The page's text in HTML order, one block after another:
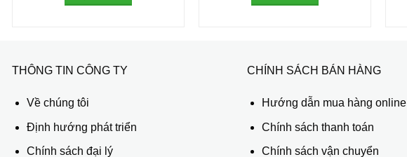
THÔNG TIN CÔNG TY
Về chúng tôi
Định hướng phát triển
Chính sách đại lý
CHÍNH SÁCH BÁN HÀNG
Hướng dẫn mua hàng online
Chính sách thanh toán
Chính sách vận chuyển